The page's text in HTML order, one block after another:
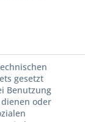
gesetzt
Benutzung
oder